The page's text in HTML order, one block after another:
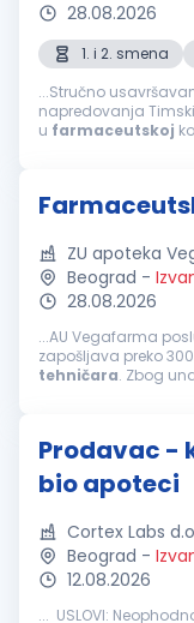
28.08.2026
1. i 2. smena
...Stručno
napredovanja
u farmaceutskoj
ZU apoteka
Beograd -
28.08.2026
...AU Vegafarma
zapošljava preko
tehničara. Zbog
Prodavac -
bio apoteci
Cortex Labs
Beograd -
12.08.2026
... USLOVI: